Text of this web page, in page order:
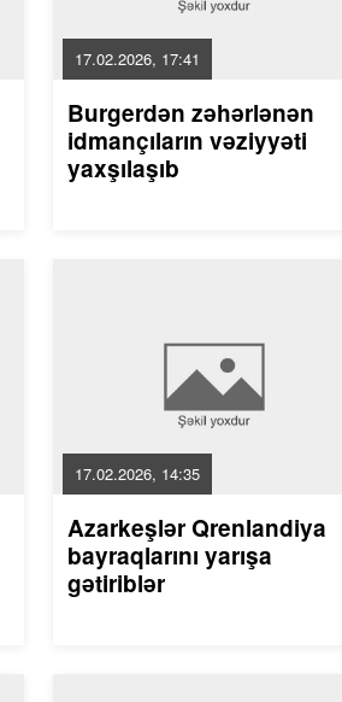
17.02.2026, 17:41
Burgerdən zəhərlənən
idmançıların vəziyyəti
yaxşılaşıb
17.02.2026, 14:35
Azarkeşlər Qrenlandiya
bayraqlarını yarışa
gətiriblər